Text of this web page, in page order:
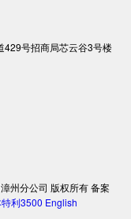
429号招商局芯云谷3号楼
州分公司 版权所有 备案
利3500 English